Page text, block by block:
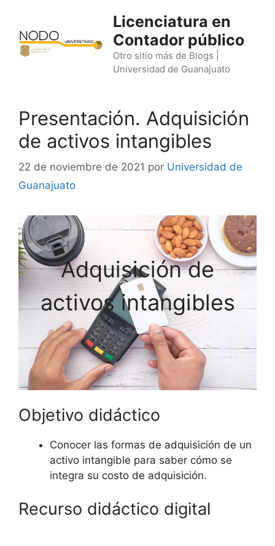
contenido
Licenciatura en
Contador público
Otro sitio más de Blogs |
Universidad de Guanajuato
Presentación. Adquisición
de activos intangibles
22 de noviembre de 2021 por Universidad de
Guanajuato
Adquisición de
activos intangibles
Objetivo didáctico
Conocer las formas de adquisición de un
activo intangible para saber cómo se
integra su costo de adquisición.
Recurso didáctico digital